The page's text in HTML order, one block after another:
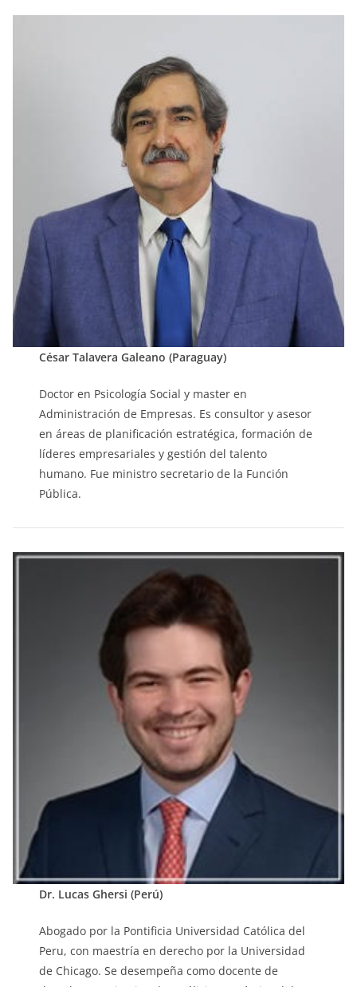
César Talavera Galeano (Paraguay)
Doctor en Psicología Social y master en
Administración de Empresas. Es consultor y asesor
en áreas de planificación estratégica, formación de
líderes empresariales y gestión del talento
humano. Fue ministro secretario de la Función
Pública.
Dr. Lucas Ghersi (Perú)
Abogado por la Pontificia Universidad Católica del
Peru, con maestría en derecho por la Universidad
de Chicago. Se desempeña como docente de